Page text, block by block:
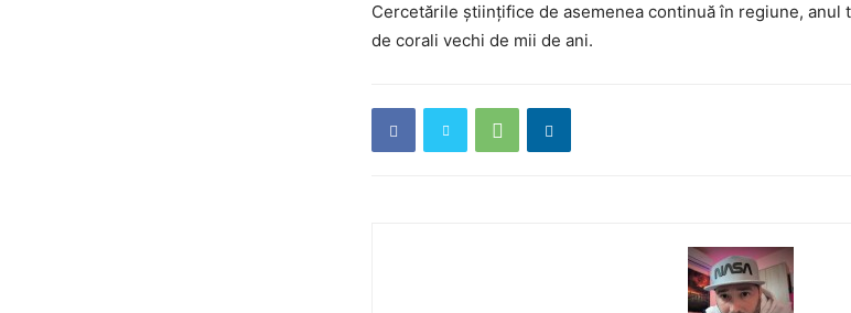
Cercetările științifice de asemenea continuă în regiune,
de corali vechi de mii de ani.